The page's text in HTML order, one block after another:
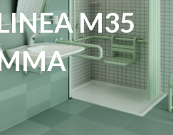
TENDE
M35